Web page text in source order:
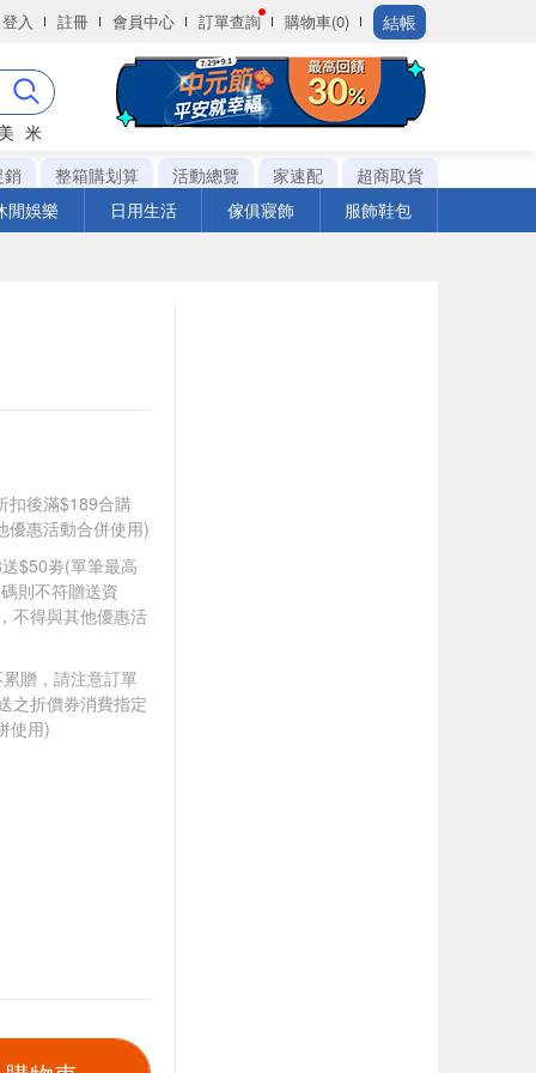
登入 註冊 會員中心 訂單查詢 購物車(0) 結帳
米
銷
整箱購划算 活動總覽 家速配
超商取貨
閒娛樂
日用生活 傢俱寢飾 服飾鞋包
扣後滿$189合購
優惠活動合併使用)
$50劵(單筆最高
則不符贈送資
不得與其他優惠活
贈，請注意訂單
之折價券消費指定
使用)